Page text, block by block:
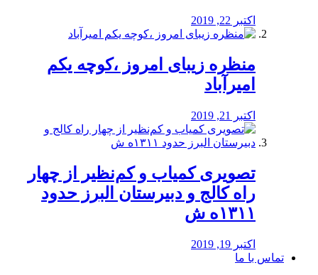
اکتبر 22, 2019
منظره‌‌ زیبای امروز ،کوچه یکم
امیرآباد
اکتبر 21, 2019
️تصویری کمیاب و کم‌نظیر از چهار
راه كالج و دبيرستان البرز حدود
۱۳۱۱ه ش
اکتبر 19, 2019
تماس با ما